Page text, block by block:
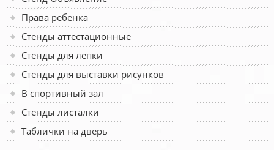
Права ребенка
Стенды аттестационные
Стенды для лепки
Стенды для выставки рисунков
В спортивный зал
Стенды листалки
Таблички на дверь